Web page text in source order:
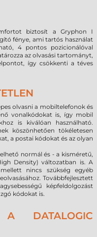
biztosít a Gryphon I
fénye, ami tartós használat
4 pontos pozicionálóval
az olvasási tartományt,
így csökkenti a téves
olvasni a mobiltelefonok és
vonalkódokat is, így mobil
is kiválóan használható.
köszönhetően tökéletesen
a postai kódokat és az olyan
normál és - a kisméretű,
Density) változatban is. A
nincs szükség egyéb
Továbbfejlesztett
képfeldolgozást
kódokat is.
DATALOGIC